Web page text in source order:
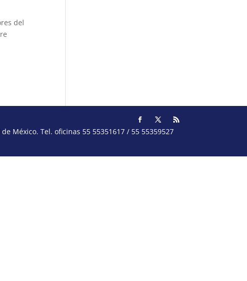
del
México. Tel. oficinas 55 55351617 / 55 55359527